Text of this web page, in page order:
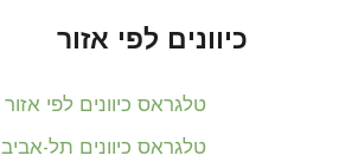
כיוונים לפי אזור
טלגראס כיוונים לפי אזור
טלגראס כיוונים תל-אביב